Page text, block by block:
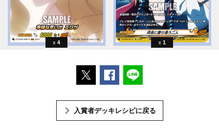
4 1
ポストするFacebookでシェアする
入賞者デッキレシピに戻る